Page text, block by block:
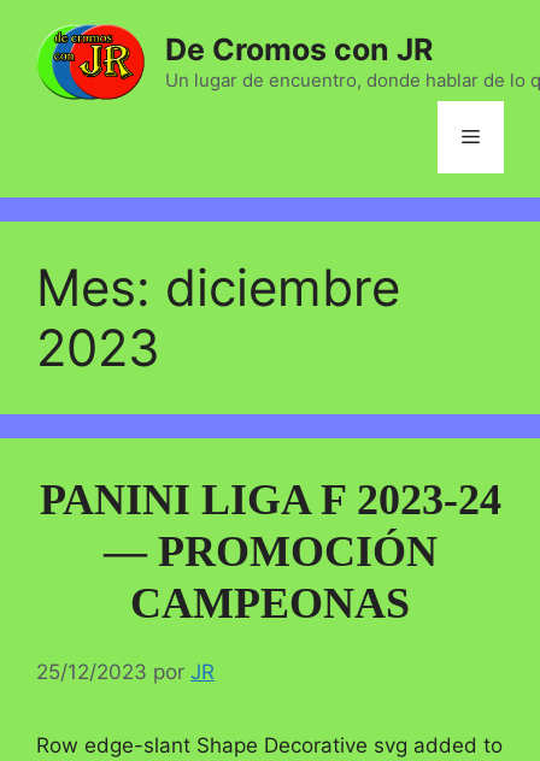
contenido
De Cromos con JR
Un lugar de encuentro, donde hablar de lo
Menú
Mes: diciembre
2023
PANINI LIGA F 2023-24
— PROMOCIÓN
CAMPEONAS
25/12/2023 por JR
Row edge-slant Shape Decorative svg added to